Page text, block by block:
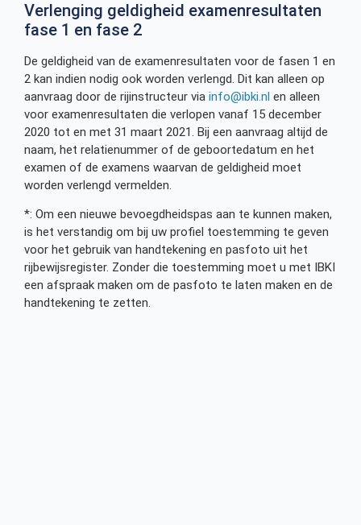
Verlenging geldigheid examenresultaten
fase 1 en fase 2
De geldigheid van de examenresultaten voor de fasen 1 en
2 kan indien nodig ook worden verlengd. Dit kan alleen op
aanvraag door de rijinstructeur via info@ibki.nl en alleen
voor examenresultaten die verlopen vanaf 15 december
2020 tot en met 31 maart 2021. Bij een aanvraag altijd de
naam, het relatienummer of de geboortedatum en het
examen of de examens waarvan de geldigheid moet
worden verlengd vermelden.
*: Om een nieuwe bevoegdheidspas aan te kunnen maken,
is het verstandig om bij uw profiel toestemming te geven
voor het gebruik van handtekening en pasfoto uit het
rijbewijsregister. Zonder die toestemming moet u met IBKI
een afspraak maken om de pasfoto te laten maken en de
handtekening te zetten.